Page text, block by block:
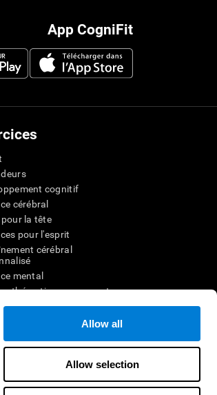
Allow all
Allow selection
App CogniFit
cognitif
cérébral
la tête
pour l'esprit
cérébral
mental
amusants
de lecture
QI